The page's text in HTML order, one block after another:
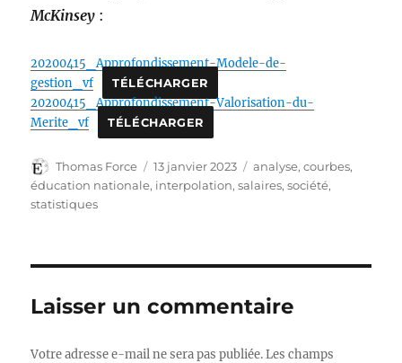
McKinsey :
20200415_Approfondissement-Modele-de-
gestion_vf
TÉLÉCHARGER
20200415_Approfondissement-Valorisation-du-
Merite_vf
TÉLÉCHARGER
Auteur
Thomas Force
Publié
le
13 janvier 2023 Catégories
analyse,courbes,
éducation nationale, interpolation,salaires,société,
statistiques
Laisser un commentaire
Votre adresse e-mail ne sera pas publiée. Les champs